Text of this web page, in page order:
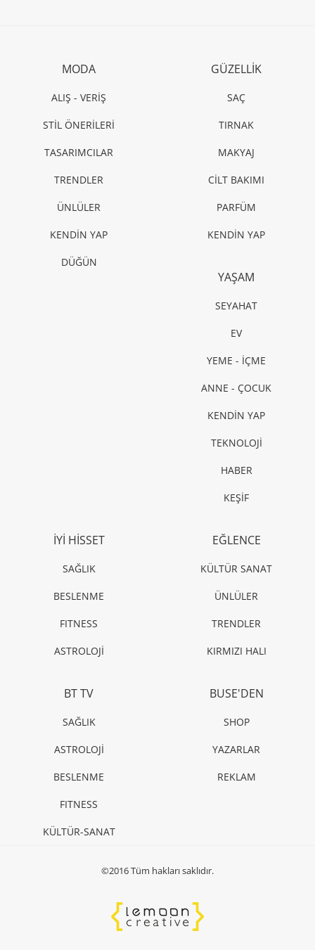
MODA
ALIŞ - VERİŞ
STİL ÖNERİLERİ
TASARIMCILAR
TRENDLER
ÜNLÜLER
KENDİN YAP
DÜĞÜN
GÜZELLİK
SAÇ
TIRNAK
MAKYAJ
CİLT BAKIMI
PARFÜM
KENDİN YAP
YAŞAM
SEYAHAT
EV
YEME - İÇME
ANNE - ÇOCUK
KENDİN YAP
TEKNOLOJİ
HABER
KEŞİF
İYİ HİSSET
SAĞLIK
BESLENME
FITNESS
ASTROLOJİ
EĞLENCE
KÜLTÜR SANAT
ÜNLÜLER
TRENDLER
KIRMIZI HALI
BT TV
SAĞLIK
ASTROLOJİ
BESLENME
FITNESS
KÜLTÜR-SANAT
BUSE'DEN
SHOP
YAZARLAR
REKLAM
©2016 Tüm hakları saklıdır.